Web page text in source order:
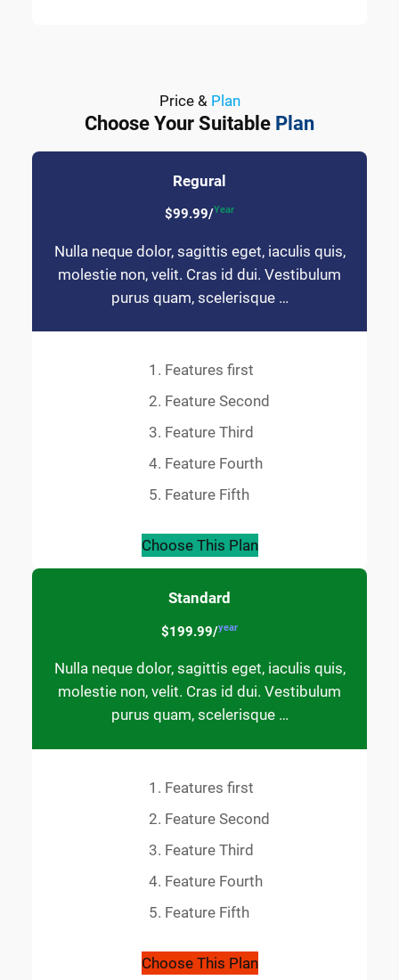
Price & Plan
Choose Your Suitable Plan
Regural
$99.99/Year
Nulla neque dolor, sagittis eget, iaculis quis,
molestie non, velit. Cras id dui. Vestibulum
purus quam, scelerisque …
Features first
Feature Second
Feature Third
Feature Fourth
Feature Fifth
Choose This Plan
Standard
$199.99/year
Nulla neque dolor, sagittis eget, iaculis quis,
molestie non, velit. Cras id dui. Vestibulum
purus quam, scelerisque …
Features first
Feature Second
Feature Third
Feature Fourth
Feature Fifth
Choose This Plan